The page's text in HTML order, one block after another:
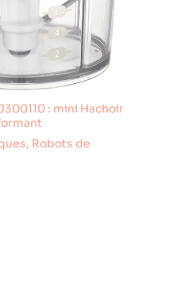
: mini Hachoir
, Robots de